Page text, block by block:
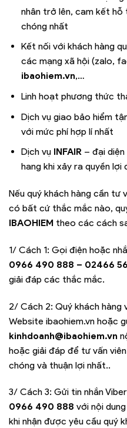
nhân trở lên, cam kết hỗ
chóng nhất
Kết nối với khách hàng
các mạng xã hội (zalo,
ibaohiem.vn,…
Linh hoạt phương thức
Dịch vụ giao bảo hiểm
với mức phí hợp lí nhất
Dịch vụ INFAIR– đại diện
hang khi xảy ra quyền lợi
Nếu quý khách hàng cần tư
có bất cứ thắc mắc nào,
IBAOHIEM theo các cách
1/ Cách 1: Gọi điện hoặc
0966 490 888 – 02466
giải đáp các thắc mắc.
2/ Cách 2: Quý khách hàng
Website ibaohiem.vn hoặc
kinhdoanh@ibaohiem.vn
hoặc giải đáp để tư vấn
chóng và thuận lợi nhất..
3/ Cách 3: Gửi tin nhắn
0966 490 888 với nội
khi nhận được yêu cầu quý